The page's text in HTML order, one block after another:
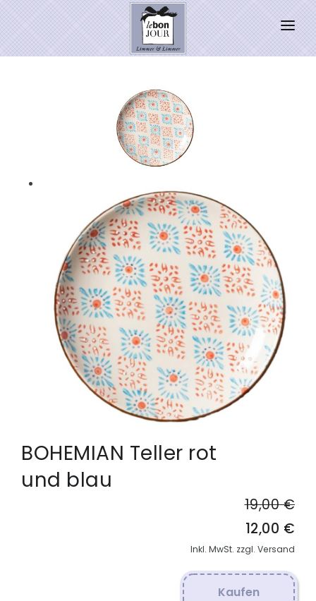
HOME
WEIHNACHTSZAUBER 2026
PRESSE
SALE
BOHEMIAN Teller rot
und blau
19,00 €
12,00 €
Inkl. MwSt. zzgl. Versand
Kaufen